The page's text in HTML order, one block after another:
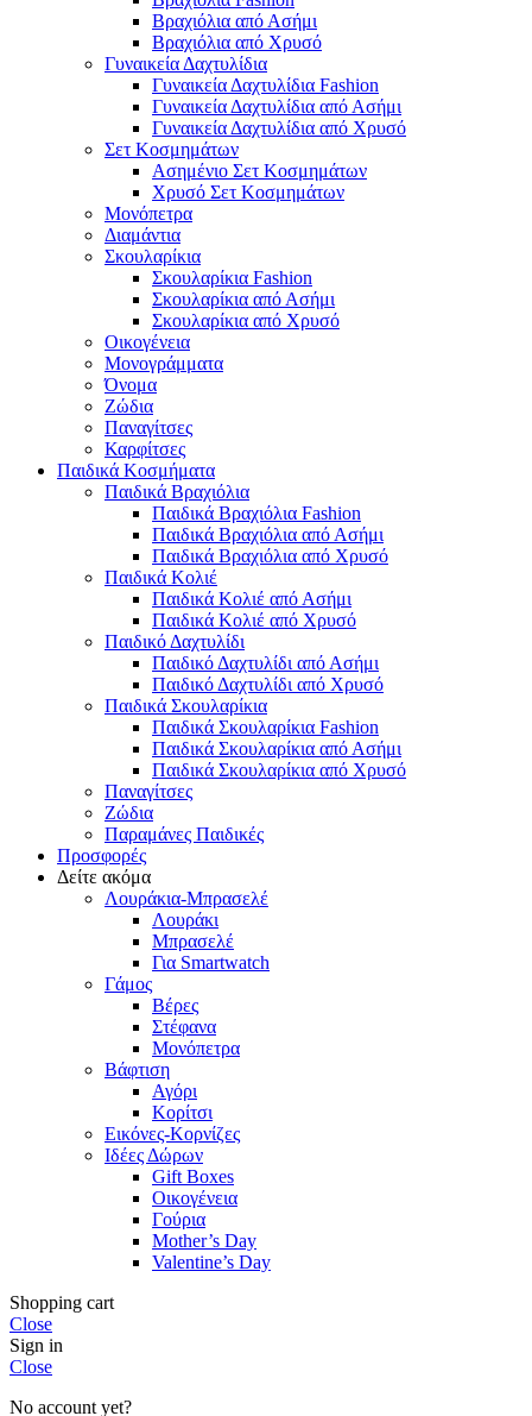
Βραχιόλια από Ασήμι
Βραχιόλια από Χρυσό
Γυναικεία Δαχτυλίδια
Γυναικεία Δαχτυλίδια Fashion
Γυναικεία Δαχτυλίδια από Ασήμι
Γυναικεία Δαχτυλίδια από Χρυσό
Σετ Κοσμημάτων
Ασημένιο Σετ Κοσμημάτων
Χρυσό Σετ Κοσμημάτων
Μονόπετρα
Διαμάντια
Σκουλαρίκια
Σκουλαρίκια Fashion
Σκουλαρίκια από Ασήμι
Σκουλαρίκια από Χρυσό
Οικογένεια
Μονογράμματα
Όνομα
Ζώδια
Παναγίτσες
Καρφίτσες
Παιδικά Κοσμήματα
Παιδικά Βραχιόλια
Παιδικά Βραχιόλια Fashion
Παιδικά Βραχιόλια από Ασήμι
Παιδικά Βραχιόλια από Χρυσό
Παιδικά Κολιέ
Παιδικά Κολιέ από Ασήμι
Παιδικά Κολιέ από Χρυσό
Παιδικό Δαχτυλίδι
Παιδικό Δαχτυλίδι από Ασήμι
Παιδικό Δαχτυλίδι από Χρυσό
Παιδικά Σκουλαρίκια
Παιδικά Σκουλαρίκια Fashion
Παιδικά Σκουλαρίκια από Ασήμι
Παιδικά Σκουλαρίκια από Χρυσό
Παναγίτσες
Ζώδια
Παραμάνες Παιδικές
Προσφορές
Δείτε ακόμα
Λουράκια-Μπρασελέ
Λουράκι
Μπρασελέ
Για Smartwatch
Γάμος
Βέρες
Στέφανα
Μονόπετρα
Βάφτιση
Αγόρι
Κορίτσι
Εικόνες-Κορνίζες
Ιδέες Δώρων
Gift Boxes
Οικογένεια
Γούρια
Mother’s Day
Valentine’s Day
Shopping cart
Close
Sign in
Close
No account yet?